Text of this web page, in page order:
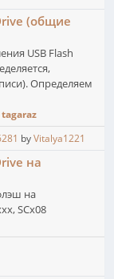
(общие
USB Flash
Определяем
tagaraz
byVitalya1221
на
на
SCx08